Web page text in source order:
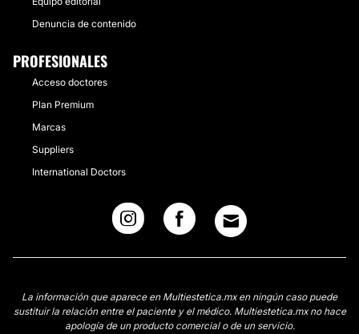
Denuncia de contenido
PROFESIONALES
Acceso doctores
Plan Premium
Marcas
Suppliers
International Doctors
La información que aparece en Multiestetica.mx en ningún caso puede
sustituir la relación entre el paciente y el médico. Multiestetica.mx no hace
apología de un producto comercial o de un servicio.